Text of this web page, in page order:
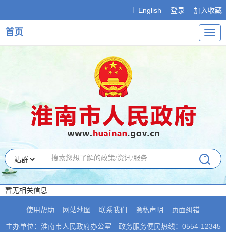
English 登录 加入收藏
导
航
首页
暂无相关信息
使用帮助 网站地图 联系我们 隐私声明 页面纠错
主办单位：淮南市人民政府办公室
政务服务便民热线：0554-12345